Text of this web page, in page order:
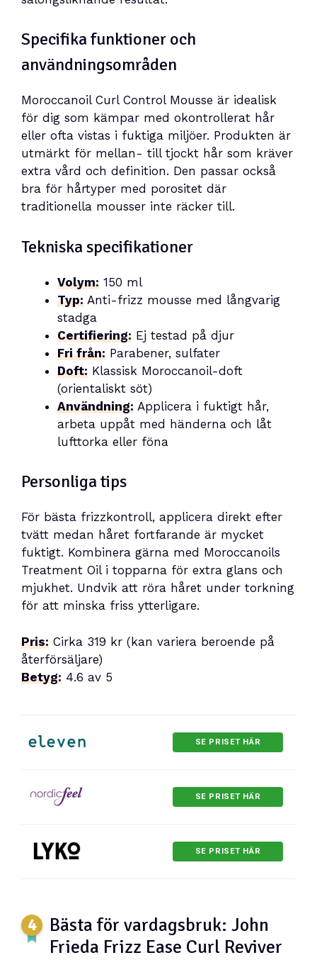
Specifika funktioner och
användningsområden
Moroccanoil Curl Control Mousse är idealisk
för dig som kämpar med okontrollerat hår
eller ofta vistas i fuktiga miljöer. Produkten är
utmärkt för mellan- till tjockt hår som kräver
extra vård och definition. Den passar också
bra för hårtyper med porositet där
traditionella mousser inte räcker till.
Tekniska specifikationer
Volym: 150 ml
Typ: Anti-frizz mousse med långvarig
stadga
Certifiering: Ej testad på djur
Fri från: Parabener, sulfater
Doft: Klassisk Moroccanoil-doft
(orientaliskt söt)
Användning: Applicera i fuktigt hår,
arbeta uppåt med händerna och låt
lufttorka eller föna
Personliga tips
För bästa frizzkontroll, applicera direkt efter
tvätt medan håret fortfarande är mycket
fuktigt. Kombinera gärna med Moroccanoils
Treatment Oil i topparna för extra glans och
mjukhet. Undvik att röra håret under torkning
för att minska friss ytterligare.
Pris: Cirka 319 kr (kan variera beroende på
återförsäljare)
Betyg: 4.6 av 5
SE PRISET HÄR
SE PRISET HÄR
SE PRISET HÄR
Bästa för vardagsbruk: John
Frieda Frizz Ease Curl Reviver